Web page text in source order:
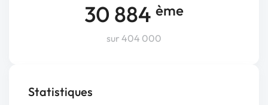
30 884 ème
sur 404 000
Statistiques